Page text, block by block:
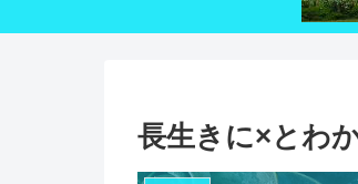
長生きに×とわ